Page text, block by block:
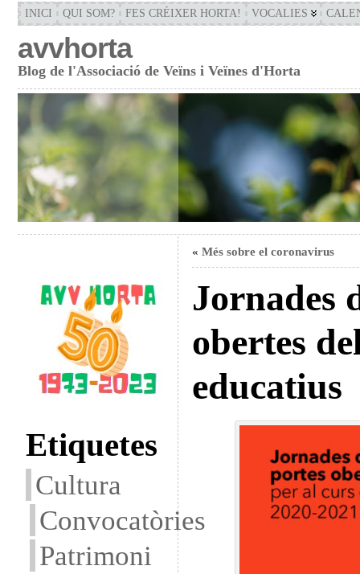
INICI QUI SOM? FES CRÉIXER HORTA! VOCALIES
avvhorta
Blog de l'Associació de Veïns i Veïnes d'Horta
Etiquetes
Cultura
Convocatòries
Patrimoni
« Més sobre el coronavirus
Jornades
obertes
educatius